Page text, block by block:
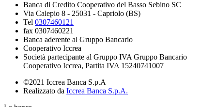
Banca di Credito Cooperativo del Basso Sebino SC
Via Calepio 8 - 25031 - Capriolo (BS)
Tel 0307460121
fax 0307460221
Banca aderente al Gruppo Bancario
Cooperativo Iccrea
Società partecipante al Gruppo IVA Gruppo Bancario
Cooperativo Iccrea, Partita IVA 15240741007
©2021 Iccrea Banca S.p.A
Realizzato da Iccrea Banca S.p.A.